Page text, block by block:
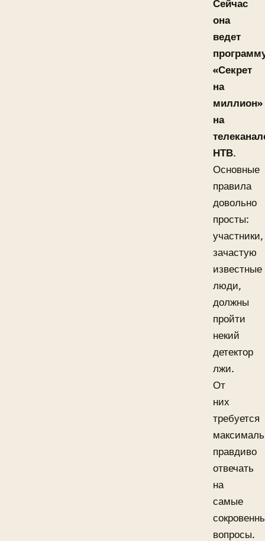
Сейчас
она
ведет
«Секрет
на
миллион»
на
НТВ.
Основные
правила
довольно
просты:
участники,
зачастую
известные
люди,
должны
пройти
некий
детектор
лжи.
От
них
требуется
правдиво
отвечать
на
самые
вопросы.